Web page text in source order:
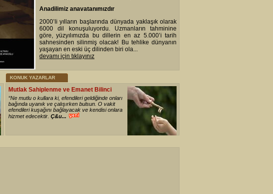
Anadilimiz anavatanımızdır
2000’li yılların başlarında dünyada yaklaşık olarak
6000 dil konuşuluyordu. Uzmanların tahminine
göre, yüzyılımızda bu dillerin en az 5.000’i tarih
sahnesinden silinmiş olacak! Bu tehlike dünyanın
yaşayan en eski üç dilinden biri ola...
devamı için tıklayınız
KONUK YAZARLAR
Mutlak Sahiplenme ve Emanet Bilinci
“Ne mutlu o kullara ki, efendileri geldiğinde onları
bağında uyanık ve çalışırken bulsun. O vakit
efendileri kuşağını bağlayacak ve kendisi onlara
hizmet edecektir. Ç&u...